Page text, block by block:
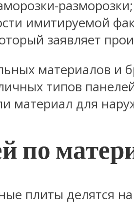
разморозки;
имитируемой
заявляет
материалов и
типов
материал для
по
плиты делятся